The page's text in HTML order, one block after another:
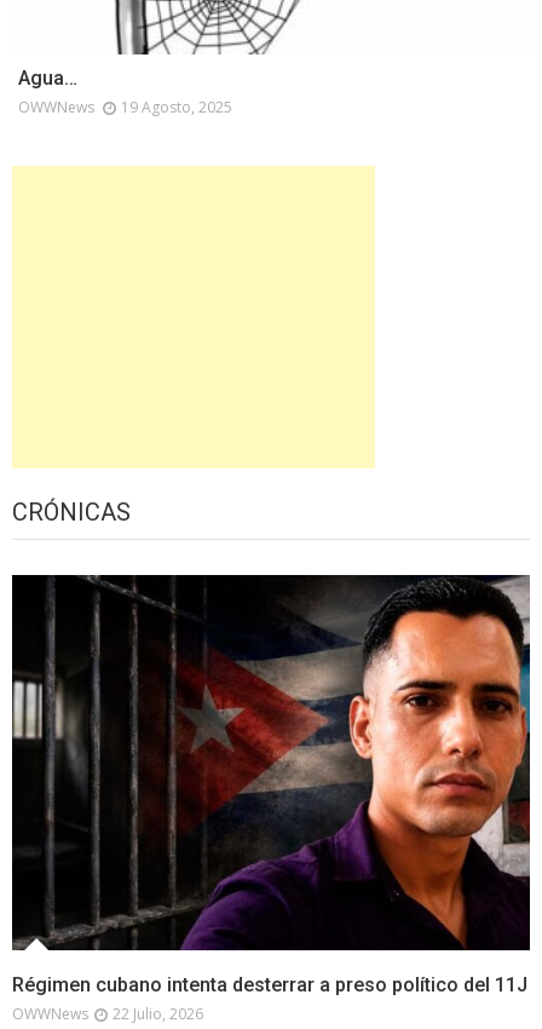
Agua…
OWWNews 19 Agosto, 2025
CRÓNICAS
Régimen cubano intenta desterrar a preso político del 11J
OWWNews 22 Julio, 2026